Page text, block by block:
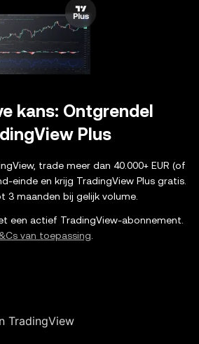
kans: Ontgrendel
Plus
trade meer dan 40.000+ EUR (of
einde en krijg TradingView Plus gratis.
een actief TradingView-abonnement.
van toepassing
TradingView